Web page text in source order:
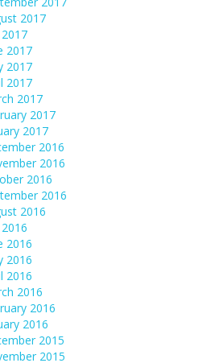
2017
2017
2017
2017
2017
2017
2017
2017
2016
2016
2016
2016
2016
2016
2016
2016
2016
2016
2016
2016
2015
2015